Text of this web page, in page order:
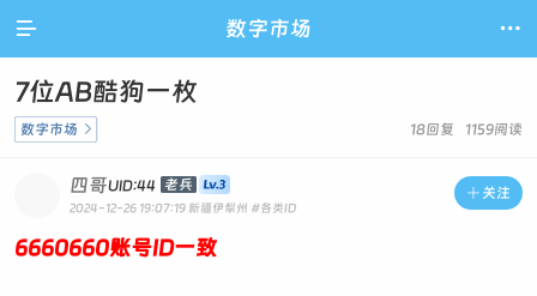
 数字市场 
7位AB酷狗一枚
18回复 1159阅读
数字市场 
 关注
四哥UID:44 老兵
2024-12-26 19:07:19 新疆伊犁州 #各类ID
6660660账号ID一致